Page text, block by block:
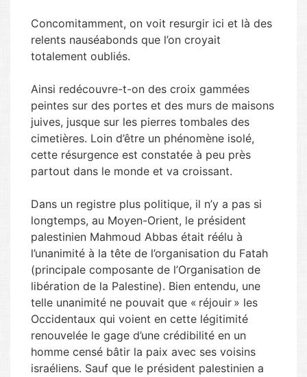
Concomitamment, on voit resurgir ici et là des
relents nauséabonds que l’on croyait
totalement oubliés.
Ainsi redécouvre-t-on des croix gammées
peintes sur des portes et des murs de maisons
juives, jusque sur les pierres tombales des
cimetières. Loin d’être un phénomène isolé,
cette résurgence est constatée à peu près
partout dans le monde et va croissant.
Dans un registre plus politique, il n’y a pas si
longtemps, au Moyen-Orient, le président
palestinien Mahmoud Abbas était réélu à
l’unanimité à la tête de l’organisation du Fatah
(principale composante de l’Organisation de
libération de la Palestine). Bien entendu, une
telle unanimité ne pouvait que « réjouir » les
Occidentaux qui voient en cette légitimité
renouvelée le gage d’une crédibilité en un
homme censé bâtir la paix avec ses voisins
israéliens. Sauf que le président palestinien a